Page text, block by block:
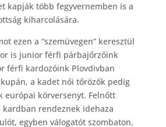
kapják több fegyvernemben is a
kiharcolására.
ezen a “szemüvegen” keresztül
is junior férfi párbajőrzőink
férfi kardozóink Plovdivban
a kadet női tőrözők pedig
európai körversenyt. Felnőtt
rendeznek idehaza
egyben válogatót szombaton,